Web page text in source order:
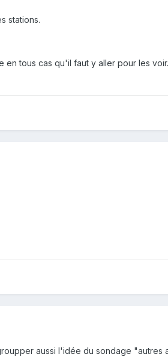
stations.
tous cas qu'il faut y aller pour les
aussi l'idée du sondage "autres